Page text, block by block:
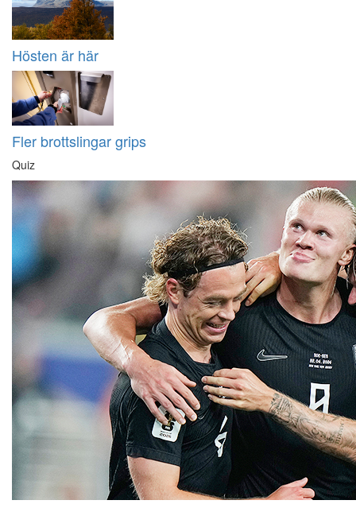
Hösten är här
Fler brottslingar grips
Quiz